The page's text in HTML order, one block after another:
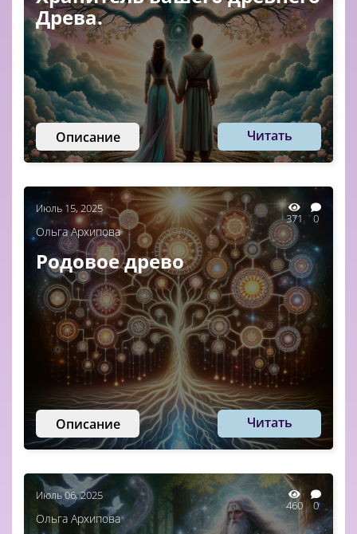
Древа.
Описание Читать
Июль 15, 2025
371 0
Ольга Архипова
Родовое древо
Описание Читать
Июль 06, 2025
460 0
Ольга Архипова